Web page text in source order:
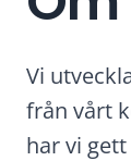
Vi
från vårt
har vi